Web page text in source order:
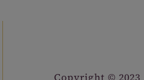
Copyright © 2023